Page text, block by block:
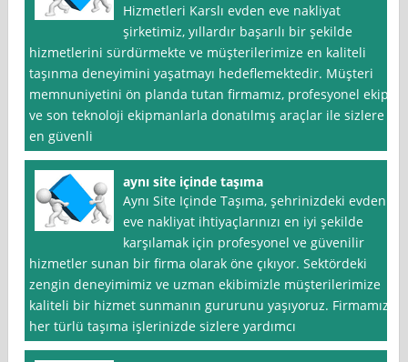
Hizmetleri Karslı evden eve nakliyat
şirketimiz, yıllardır başarılı bir şekilde
hizmetlerini sürdürmekte ve müşterilerimize en kaliteli
taşınma deneyimini yaşatmayı hedeflemektedir. Müşteri
memnuniyetini ön planda tutan firmamız, profesyonel ekip
ve son teknoloji ekipmanlarla donatılmış araçlar ile sizlere
en güvenli
aynı site içinde taşıma
Aynı Site Içinde Taşıma, şehrinizdeki evden
eve nakliyat ihtiyaçlarınızı en iyi şekilde
karşılamak için profesyonel ve güvenilir
hizmetler sunan bir firma olarak öne çıkıyor. Sektördeki
zengin deneyimimiz ve uzman ekibimizle müşterilerimize
kaliteli bir hizmet sunmanın gururunu yaşıyoruz. Firmamız,
her türlü taşıma işlerinizde sizlere yardımcı